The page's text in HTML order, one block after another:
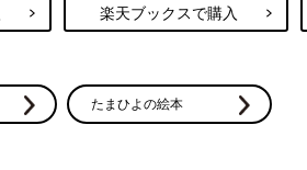
楽天ブックスで購入
たまひよの絵本